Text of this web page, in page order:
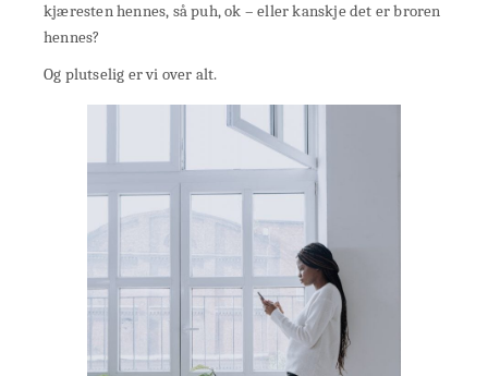
kjæresten hennes, så puh, ok – eller kanskje det er broren
hennes?
Og plutselig er vi over alt.